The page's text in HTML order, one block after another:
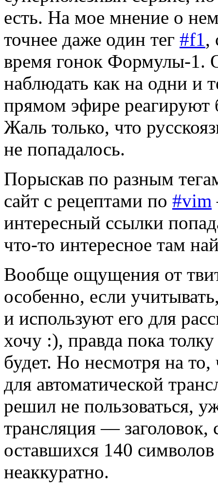
есть. На мое мнение о
точнее даже один тег #f1,
время гонок Формулы-1.
наблюдать как на одни и
прямом эфире
Жаль только, что
не попадалось.
Порыскав по разным
сайт с рецептами по #vim
интересный ссылки
что-то интересное там
Вообще ощущения от
особенно, если
и используют его для
хочу :), правда пока
будет. Но несмотря на
для автоматической
решил не пользоваться,
трансляция — заголовок,
оставшихся 140
неаккуратно.